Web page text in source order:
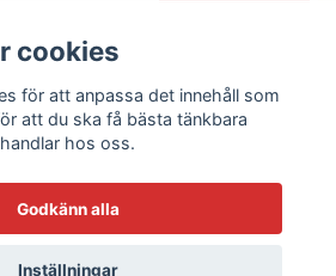
cookies
för att anpassa det innehåll som
att du ska få bästa tänkbara
hos oss.
Godkänn alla
Inställningar